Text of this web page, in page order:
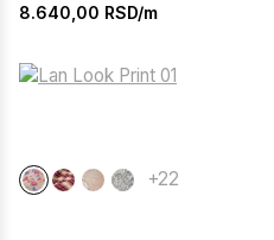
8.640,00 RSD/m
+22